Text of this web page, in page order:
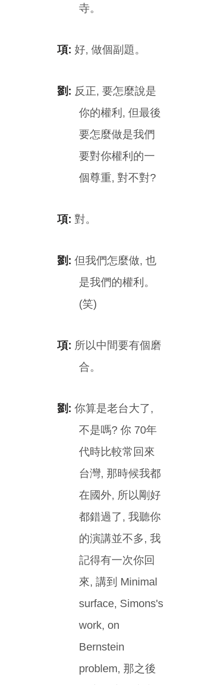
寺。
項: 好, 做個副題。
劉: 反正, 要怎麼說是
你的權利, 但最後
要怎麼做是我們
要對你權利的一
個尊重, 對不對?
項: 對。
劉: 但我們怎麼做, 也
是我們的權利。
(笑)
項: 所以中間要有個磨
合。
劉: 你算是老台大了,
不是嗎? 你 70年
代時比較常回來
台灣, 那時候我都
在國外, 所以剛好
都錯過了, 我聽你
的演講並不多, 我
記得有一次你回
來, 講到 Minimal
surface, Simons's
work, on
Bernstein
problem, 那之後